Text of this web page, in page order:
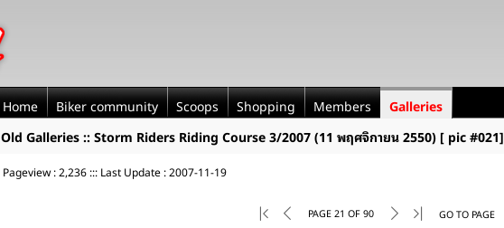
Home Biker community Scoops Shopping Members Galleries
Old Galleries :: Storm Riders Riding Course 3/2007 (11 พฤศจิกายน 2550) [ pic #021]
Pageview : 2,236 ::: Last Update : 2007-11-19
PAGE 21 OF 90 GO TO PAGE